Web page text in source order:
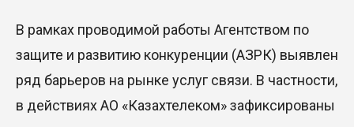
В рамках проводимой работы Агентством по
защите и развитию конкуренции (АЗРК) выявлен
ряд барьеров на рынке услуг связи. В частности,
в действиях АО «Казахтелеком» зафиксированы